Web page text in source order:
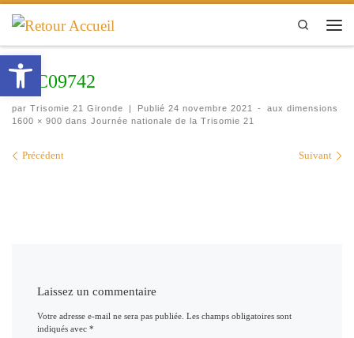
Passer au contenu
Search
DSC09742
par Trisomie 21 Gironde | Publié 24 novembre 2021 -
aux dimensions
1600 × 900 dans Journée nationale de la Trisomie 21
Navigation des images
Précédent Suivant
Laissez un commentaire
Votre adresse e-mail ne sera pas publiée. Les champs obligatoires sont
indiqués avec*
Ouvrir la barre d’outils